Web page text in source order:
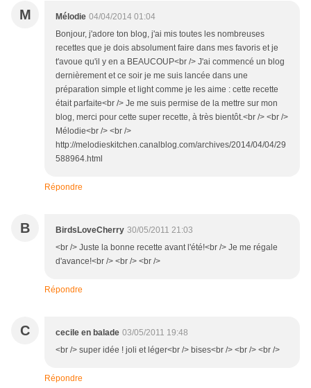
M Mélodie 04/04/2014 01:04
Bonjour, j'adore ton blog, j'ai mis toutes les nombreuses
recettes que je dois absolument faire dans mes favoris et je
t'avoue qu'il y en a BEAUCOUP<br /> J'ai commencé un blog
dernièrement et ce soir je me suis lancée dans une
préparation simple et light comme je les aime : cette recette
était parfaite<br /> Je me suis permise de la mettre sur mon
blog, merci pour cette super recette, à très bientôt.<br /> <br />
Mélodie<br /> <br />
http://melodieskitchen.canalblog.com/archives/2014/04/04/29
588964.html
Répondre
B BirdsLoveCherry 30/05/2011 21:03
<br /> Juste la bonne recette avant l'été!<br /> Je me régale
d'avance!<br /> <br /> <br />
Répondre
C cecile en balade 03/05/2011 19:48
<br /> super idée ! joli et léger<br /> bises<br /> <br /> <br />
Répondre